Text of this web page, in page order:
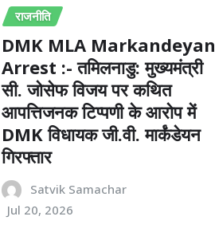
राजनीति
DMK MLA Markandeyan
Arrest :- तमिलनाडु: मुख्यमंत्री
सी. जोसेफ विजय पर कथित
आपत्तिजनक टिप्पणी के आरोप में
DMK विधायक जी.वी. मार्कंडेयन
गिरफ्तार
Satvik Samachar
Jul 20, 2026